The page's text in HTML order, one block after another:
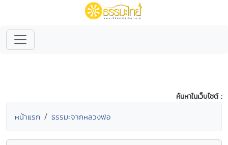
ค้นหาในเว็บไซต์ :
หน้าแรก ธรรมะจากหลวงพ่อ